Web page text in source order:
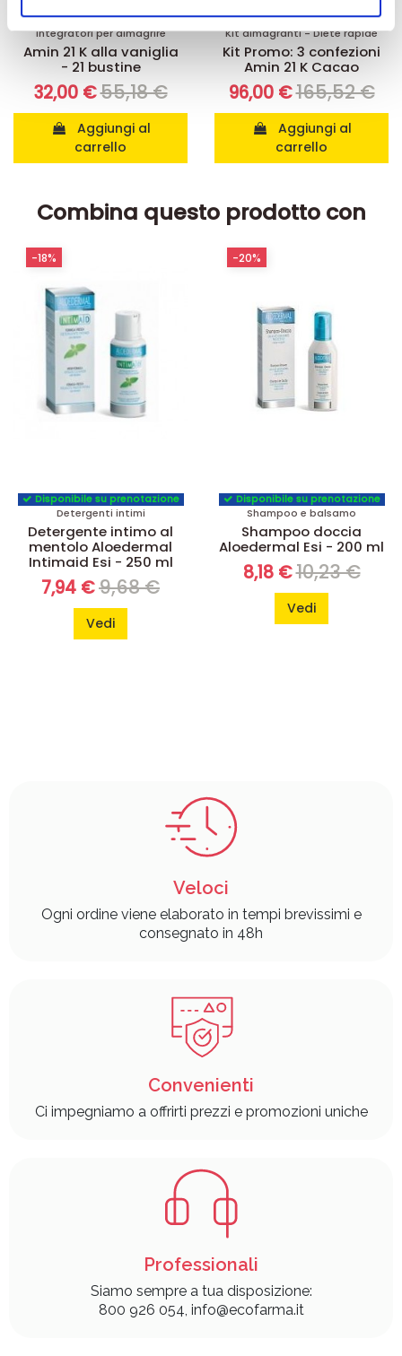
nostri partner che si occupano di analisi dei dati web,
pubblicità e social media, i quali potrebbero combinarle
con altre informazioni che ha fornito loro o che hanno
raccolto dal suo utilizzo dei loro servizi.
Integratori per dimagrire
Amin 21 K alla vaniglia
- 21 bustine
32,00 €55,18 €
carrello
Kit dimagranti - Diete rapide
Kit Promo: 3 confezioni
Amin 21 K Cacao
96,00 €165,52 €
carrello
Combina questo prodotto con
Disponibile su prenotazione
Detergenti intimi
Detergente intimo al
mentolo Aloedermal
Intimaid Esi - 250 ml
7,94 €9,68 €
Vedi
-18%
Disponibile su prenotazione
Shampoo e balsamo
Shampoo doccia
Aloedermal Esi - 200 ml
8,18 €10,23 €
Vedi
-20%
Veloci
Ogni ordine viene elaborato in tempi brevissimi e
consegnato in 48h
Convenienti
Ci impegniamo a offrirti prezzi e promozioni uniche
Professionali
Siamo sempre a tua disposizione:
800 926 054, info@ecofarma.it